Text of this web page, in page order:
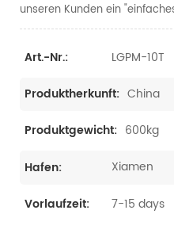
unseren Kunden ein
Art.-Nr.: LGPM-10T
Produktherkunft: China
Produktgewicht: 600kg
Hafen: Xiamen
Vorlaufzeit: 7-15 days